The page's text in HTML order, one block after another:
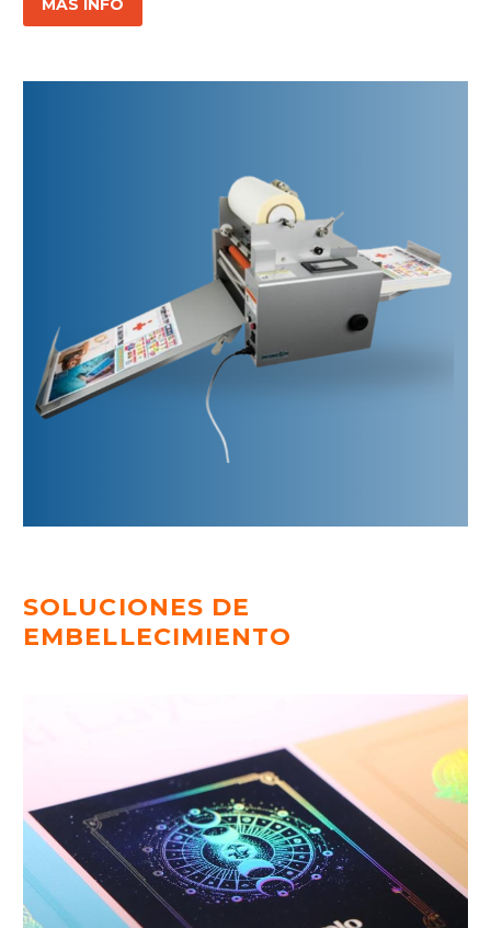
MÁS INFO
SOLUCIONES DE
EMBELLECIMIENTO